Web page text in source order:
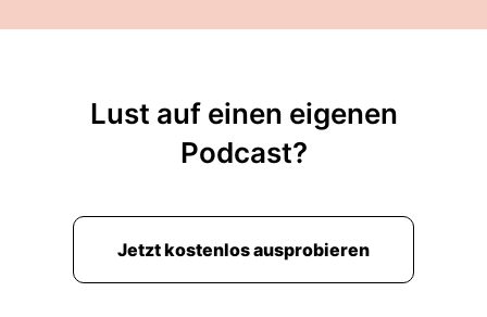
Lust auf einen eigenen
Podcast?
Jetzt kostenlos ausprobieren